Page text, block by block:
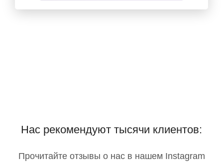
Нас рекомендуют тысячи клиентов:
Прочитайте отзывы о нас в нашем Instagram